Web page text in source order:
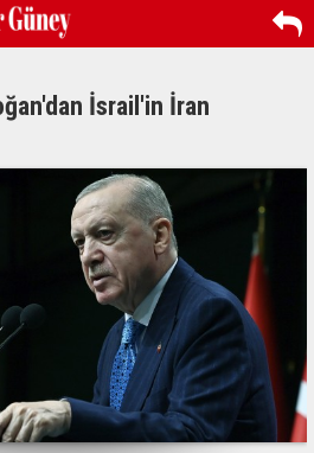
İsrail'in İran